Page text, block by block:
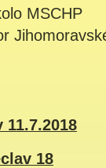
MSCHP
18